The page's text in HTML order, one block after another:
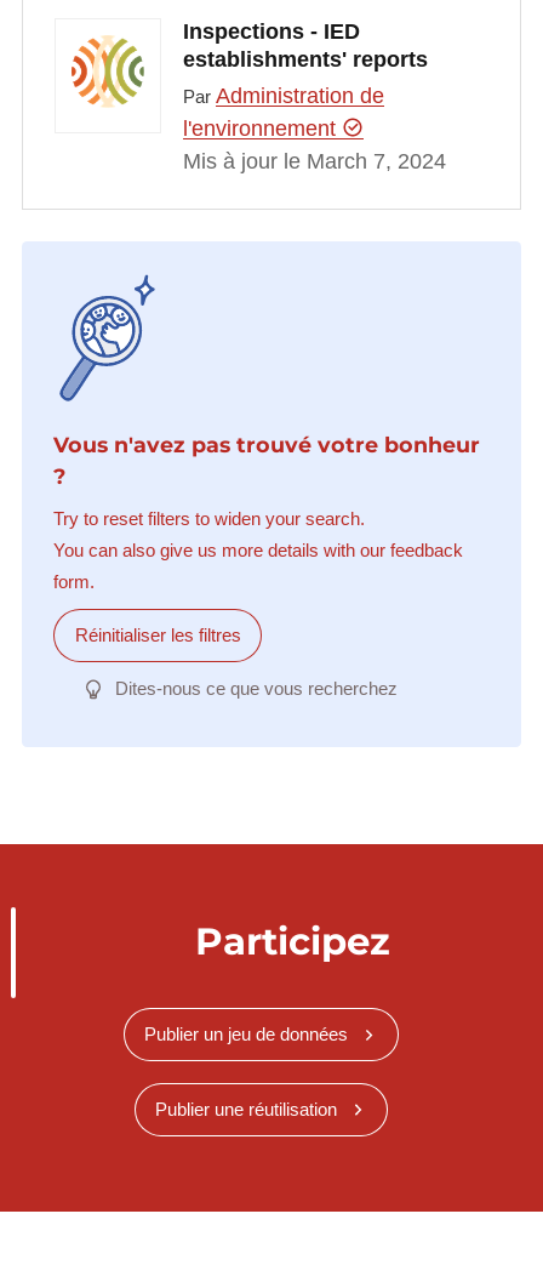
Inspections - IED
establishments' reports
Par Administration de
l'environnement
Mis à jour le March 7, 2024
Vous n'avez pas trouvé votre bonheur
?
Try to reset filters to widen your search.
You can also give us more details with our feedback
form.
Réinitialiser les filtres
Dites-nous ce que vous recherchez
Participez
Publier un jeu de données
Publier une réutilisation